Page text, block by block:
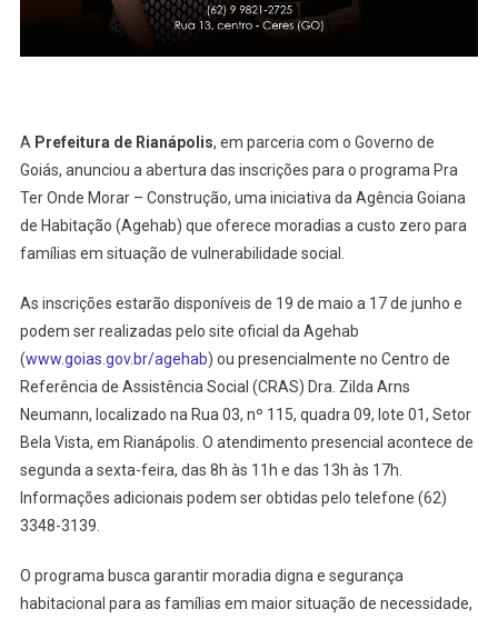
19
A Prefeitura de Rianápolis, em parceria com o Governo de
Goiás, anunciou a abertura das inscrições para o programa Pra
Ter Onde Morar – Construção, uma iniciativa da Agência Goiana
de Habitação (Agehab) que oferece moradias a custo zero para
famílias em situação de vulnerabilidade social.
As inscrições estarão disponíveis de 19 de maio a 17 de junho e
podem ser realizadas pelo site oficial da Agehab
(www.goias.gov.br/agehab) ou presencialmente no Centro de
Referência de Assistência Social (CRAS) Dra. Zilda Arns
Neumann, localizado na Rua 03, nº 115, quadra 09, lote 01, Setor
Bela Vista, em Rianápolis. O atendimento presencial acontece de
segunda a sexta-feira, das 8h às 11h e das 13h às 17h.
Informações adicionais podem ser obtidas pelo telefone (62)
3348-3139.
O programa busca garantir moradia digna e segurança
habitacional para as famílias em maior situação de necessidade,